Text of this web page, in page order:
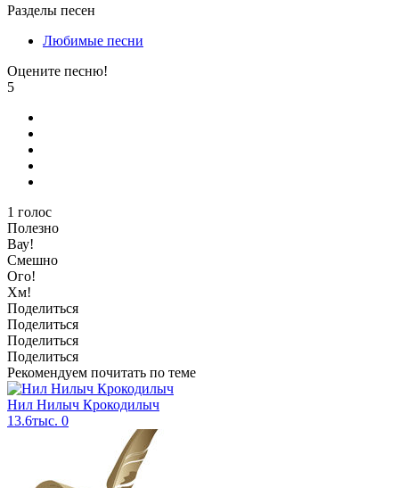
Разделы песен
Любимые песни
Оцените песню!
5
1 голос
Полезно
Вау!
Смешно
Ого!
Хм!
Поделиться
Поделиться
Поделиться
Поделиться
Рекомендуем почитать по теме
Нил Нилыч Крокодилыч
13.6тыс. 0